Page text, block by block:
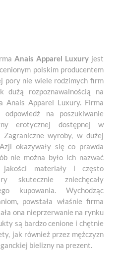
Anais Apparel Luxury jest
polskim producentem
pory nie wiele rodzimych firm
dużą rozpoznawalnością na
Anais Apparel Luxury. Firma
na poszukiwanie
erotycznej dostępnej w
Zagraniczne wyroby, w dużej
okazywały się co prawda
nie można było ich nazwać
jakości materiały i często
skutecznie zniechęcały
kupowania. Wychodząc
powstała właśnie firma
ona nieprzerwanie na rynku
są bardzo cenione i chętnie
jak również przez mężczyzn
bielizny na prezent.